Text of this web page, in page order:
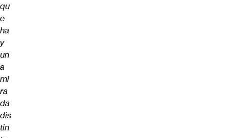
qu
e
ha
y
un
a
mi
ra
da
dis
tin